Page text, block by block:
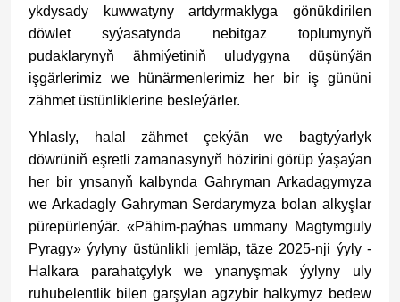
ykdysady kuwwatyny artdyrmaklyga gönükdirilen
döwlet syýasatynda nebitgaz toplumynyň
pudaklarynyň ähmiýetiniň uludygyna düşünýän
işgärlerimiz we hünärmenlerimiz her bir iş gününi
zähmet üstünliklerine besleýärler.
Yhlasly, halal zähmet çekýän we bagtyýarlyk
döwrüniň eşretli zamanasynyň hözirini görüp ýaşaýan
her bir ynsanyň kalbynda Gahryman Arkadagymyza
we Arkadagly Gahryman Serdarymyza bolan alkyşlar
pürepürlenýär. «Pähim-paýhas ummany Magtymguly
Pyragy» ýylyny üstünlikli jemläp, täze 2025-nji ýyly -
Halkara parahatçylyk we ynanyşmak ýylyny uly
ruhubelentlik bilen garşylan agzybir halkymyz bedew